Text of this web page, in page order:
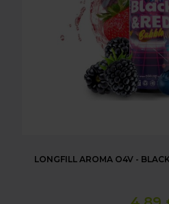
LONGFILL AROMA O4V -